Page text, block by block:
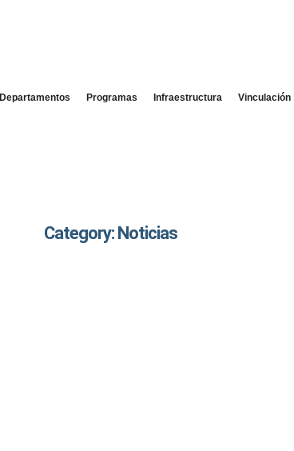
Departamentos Programas Infraestructura Vinculación
Category: Noticias